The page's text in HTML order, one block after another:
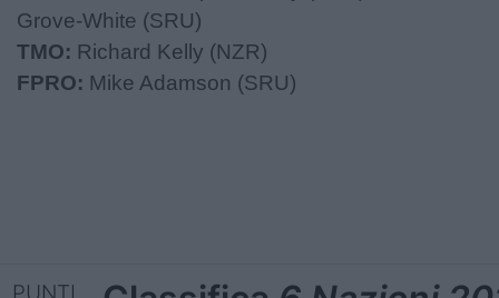
Grove-White (SRU)
TMO: Richard Kelly (NZR)
FPRO: Mike Adamson (SRU)